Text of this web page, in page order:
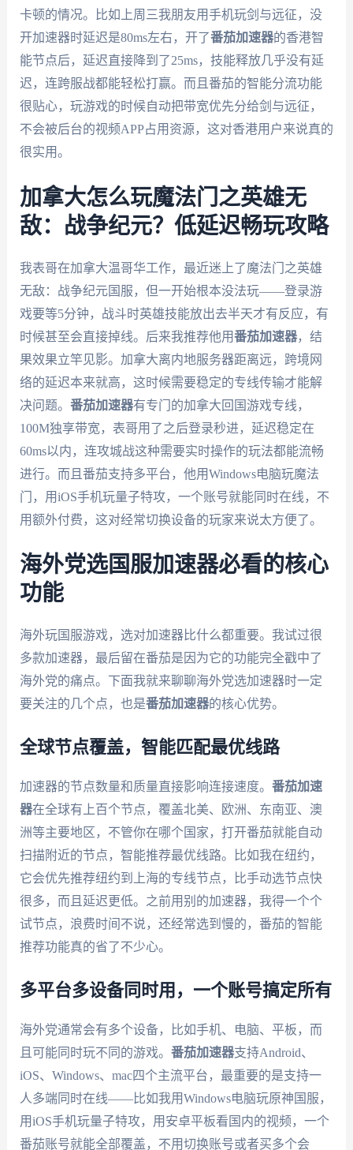
卡顿的情况。比如上周三我朋友用手机玩剑与远征，没
开加速器时延迟是80ms左右，开了番茄加速器的香港智
能节点后，延迟直接降到了25ms，技能释放几乎没有延
迟，连跨服战都能轻松打赢。而且番茄的智能分流功能
很贴心，玩游戏的时候自动把带宽优先分给剑与远征，
不会被后台的视频APP占用资源，这对香港用户来说真的
很实用。
加拿大怎么玩魔法门之英雄无
敌：战争纪元？低延迟畅玩攻略
我表哥在加拿大温哥华工作，最近迷上了魔法门之英雄
无敌：战争纪元国服，但一开始根本没法玩——登录游
戏要等5分钟，战斗时英雄技能放出去半天才有反应，有
时候甚至会直接掉线。后来我推荐他用番茄加速器，结
果效果立竿见影。加拿大离内地服务器距离远，跨境网
络的延迟本来就高，这时候需要稳定的专线传输才能解
决问题。 番茄加速器有专门的加拿大回国游戏专线，
100M独享带宽，表哥用了之后登录秒进，延迟稳定在
60ms以内，连攻城战这种需要实时操作的玩法都能流畅
进行。而且番茄支持多平台，他用Windows电脑玩魔法
门，用iOS手机玩量子特攻，一个账号就能同时在线，不
用额外付费，这对经常切换设备的玩家来说太方便了。
海外党选国服加速器必看的核心
功能
海外玩国服游戏，选对加速器比什么都重要。我试过很
多款加速器，最后留在番茄是因为它的功能完全戳中了
海外党的痛点。下面我就来聊聊海外党选加速器时一定
要关注的几个点，也是番茄加速器的核心优势。
全球节点覆盖，智能匹配最优线路
加速器的节点数量和质量直接影响连接速度。 番茄加速
器在全球有上百个节点，覆盖北美、欧洲、东南亚、澳
洲等主要地区，不管你在哪个国家，打开番茄就能自动
扫描附近的节点，智能推荐最优线路。比如我在纽约，
它会优先推荐纽约到上海的专线节点，比手动选节点快
很多，而且延迟更低。之前用别的加速器，我得一个个
试节点，浪费时间不说，还经常选到慢的，番茄的智能
推荐功能真的省了不少心。
多平台多设备同时用，一个账号搞定所有
海外党通常会有多个设备，比如手机、电脑、平板，而
且可能同时玩不同的游戏。 番茄加速器支持Android、
iOS、Windows、mac四个主流平台，最重要的是支持一
人多端同时在线——比如我用Windows电脑玩原神国服，
用iOS手机玩量子特攻，用安卓平板看国内的视频，一个
番茄账号就能全部覆盖，不用切换账号或者买多个会